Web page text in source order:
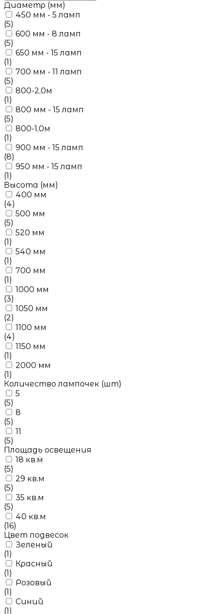
Диаметр (мм)
450 мм - 5 ламп
(5)
600 мм - 8 ламп
(5)
650 мм - 15 ламп
(1)
700 мм - 11 ламп
(5)
800-2,0м
(1)
800 мм - 15 ламп
(5)
800-1,0м
(1)
900 мм - 15 ламп
(8)
950 мм - 15 ламп
(1)
Высота (мм)
400 мм
(4)
500 мм
(5)
520 мм
(1)
540 мм
(1)
700 мм
(1)
1000 мм
(3)
1050 мм
(2)
1100 мм
(4)
1150 мм
(1)
2000 мм
(1)
Количество лампочек (шт)
5
(5)
8
(5)
11
(5)
Площадь освещения
18 кв.м
(5)
29 кв.м
(5)
35 кв.м
(5)
40 кв.м
(16)
Цвет подвесок
Зеленый
(1)
Красный
(1)
Розовый
(1)
Синий
(1)